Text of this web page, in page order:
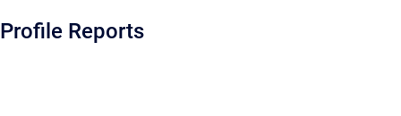
Profile Reports